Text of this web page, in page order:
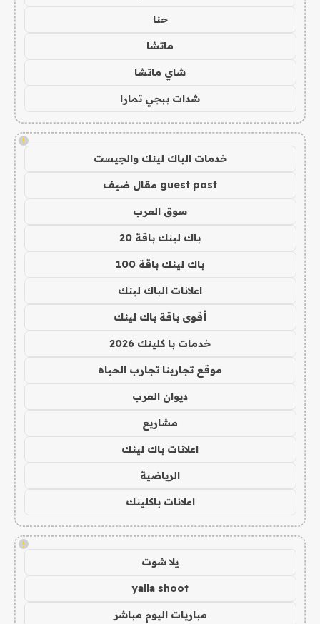
حنا
ماتشا
شاي ماتشا
شدات ببجي تمارا
!
خدمات الباك لينك والجيست
guest post مقال ضيف
سوق العرب
باك لينك باقة 20
باك لينك باقة 100
اعلانات الباك لينك
أقوى باقة باك لينك
خدمات با كلينك 2026
موقع تجاربنا تجارب الحياه
ديوان العرب
مشاريع
اعلانات باك لينك
الرياضية
اعلانات باكلينك
!
يلا شوت
yalla shoot
مباريات اليوم مباشر